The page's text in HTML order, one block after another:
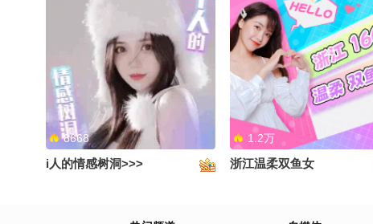
8668
i人的情感树洞>>>
1.2万
浙江温柔双鱼女